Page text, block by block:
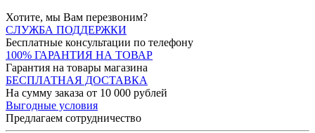
Хотите, мы Вам перезвоним?
СЛУЖБА ПОДДЕРЖКИ
Бесплатные консультации по телефону
100% ГАРАНТИЯ НА ТОВАР
Гарантия на товары магазина
БЕСПЛАТНАЯ ДОСТАВКА
На сумму заказа от 10 000 рублей
Выгодные условия
Предлагаем сотрудничество